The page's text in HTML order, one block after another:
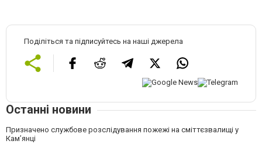
Поділіться та підписуйтесь на наші джерела
Останні новини
Призначено службове розслідування пожежі на сміттєзвалищі у
Кам’янці